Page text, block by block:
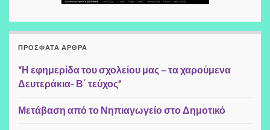
ΠΡΌΣΦΑΤΑ ΆΡΘΡΑ
“Η εφημερίδα του σχολείου μας – τα χαρούμενα
Δευτεράκια- Β΄ τεύχος”
Μετάβαση από το Νηπιαγωγείο στο Δημοτικό